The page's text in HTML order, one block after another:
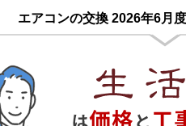
エアコンの交換 2026年6月